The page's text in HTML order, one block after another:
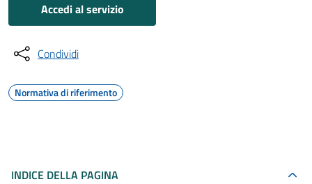
Accedi al servizio
Condividi
Normativa di riferimento
INDICE DELLA PAGINA